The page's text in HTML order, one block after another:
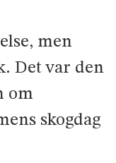
men
Det var den
om
skogdag